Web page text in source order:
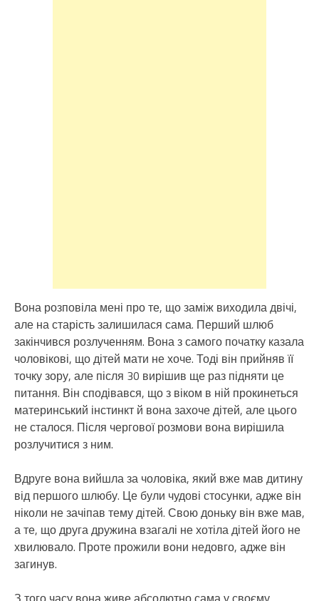
Вона розповіла мені про те, що заміж виходила двічі,
але на старість залишилася сама. Перший шлюб
закінчився розлученням. Вона з самого початку казала
чоловікові, що дітей мати не хоче. Тоді він прийняв її
точку зору, але після 30 вирішив ще раз підняти це
питання. Він сподівався, що з віком в ній прокинеться
материнський інстинкт й вона захоче дітей, але цього
не сталося. Після чергової розмови вона вирішила
розлучитися з ним.
Вдруге вона вийшла за чоловіка, який вже мав дитину
від першого шлюбу. Це були чудові стосунки, адже він
ніколи не зачіпав тему дітей. Свою доньку він вже мав,
а те, що друга дружина взагалі не хотіла дітей його не
хвилювало. Проте прожили вони недовго, адже він
загинув.